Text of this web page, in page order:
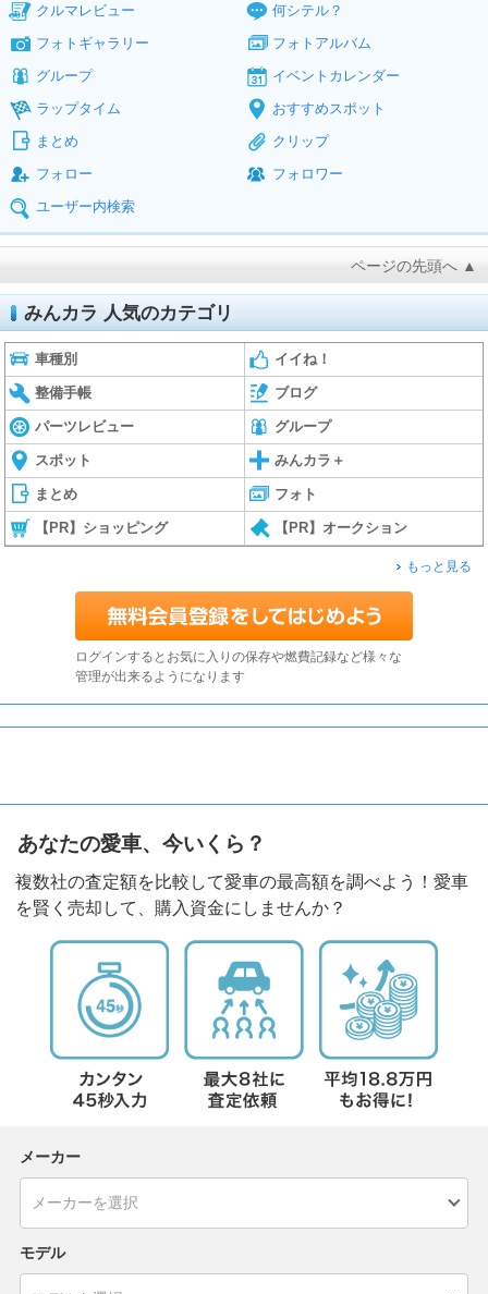
クルマレビュー
何シテル？
フォトギャラリー
フォトアルバム
グループ
イベントカレンダー
ラップタイム
おすすめスポット
まとめ
クリップ
フォロー
フォロワー
ユーザー内検索
ページの先頭へ ▲
みんカラ 人気のカテゴリ
車種別 イイね！
整備手帳 ブログ
パーツレビュー グループ
スポット みんカラ＋
まとめ フォト
【PR】ショッピング 【PR】オークション
もっと見る
ログインするとお気に入りの保存や燃費記録など様々な
管理が出来るようになります
あなたの愛車、今いくら？
複数社の査定額を比較して愛車の最高額を調べよう！愛車
を賢く売却して、購入資金にしませんか？
メーカー
モデル